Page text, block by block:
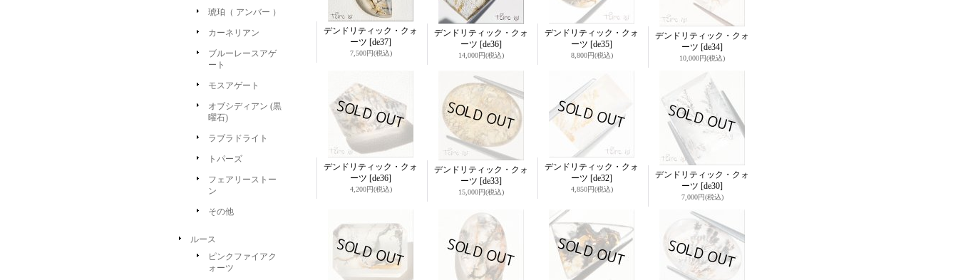
琥珀（ アンバー ）
カーネリアン
ブルーレースアゲ
ート
モスアゲート
オブシディアン (黒
曜石)
ラブラドライト
トパーズ
フェアリーストー
ン
その他
ルース
ピンクファイアク
ォーツ
デンドリティック・クォ
ーツ [de37]
7,500円(税込)
デンドリティック・クォ
ーツ [de36]
14,000円(税込)
デンドリティック・クォ
ーツ [de35]
8,800円(税込)
デンドリティック・クォ
ーツ [de34]
10,000円(税込)
デンドリティック・クォ
ーツ [de36]
4,200円(税込)
デンドリティック・クォ
ーツ [de33]
15,000円(税込)
デンドリティック・クォ
ーツ [de32]
4,850円(税込)
デンドリティック・クォ
ーツ [de30]
7,000円(税込)